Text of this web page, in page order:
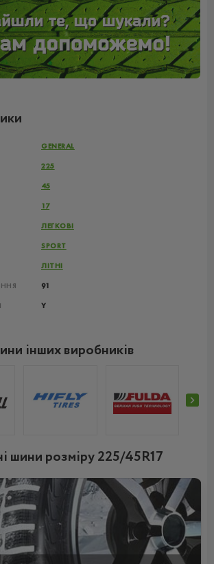
GENERAL
225
45
17
ЛЕГКОВІ
SPORT
ЛІТНІ
91
Y
інших виробників
шини розміру 225/45R17